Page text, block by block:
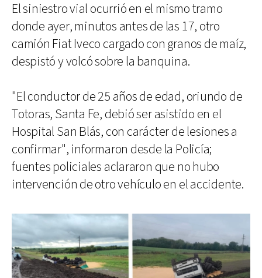
El siniestro vial ocurrió en el mismo tramo
donde ayer, minutos antes de las 17, otro
camión Fiat Iveco cargado con granos de maíz,
despistó y volcó sobre la banquina.
"El conductor de 25 años de edad, oriundo de
Totoras, Santa Fe, debió ser asistido en el
Hospital San Blás, con carácter de lesiones a
confirmar", informaron desde la Policía;
fuentes policiales aclararon que no hubo
intervención de otro vehículo en el accidente.